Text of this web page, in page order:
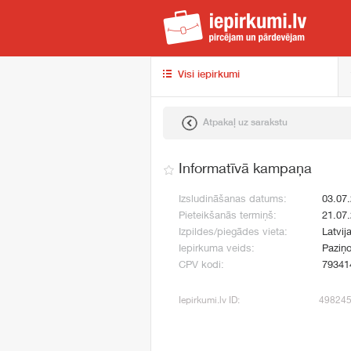
Visi iepirkumi
Atpakaļ uz sarakstu
Informatīvā kampaņa
Izsludināšanas datums:
Pieteikšanās termiņš:
Izpildes/piegādes vieta:
Iepirkuma veids:
CPV kodi:
Iepirkumi.lv ID: